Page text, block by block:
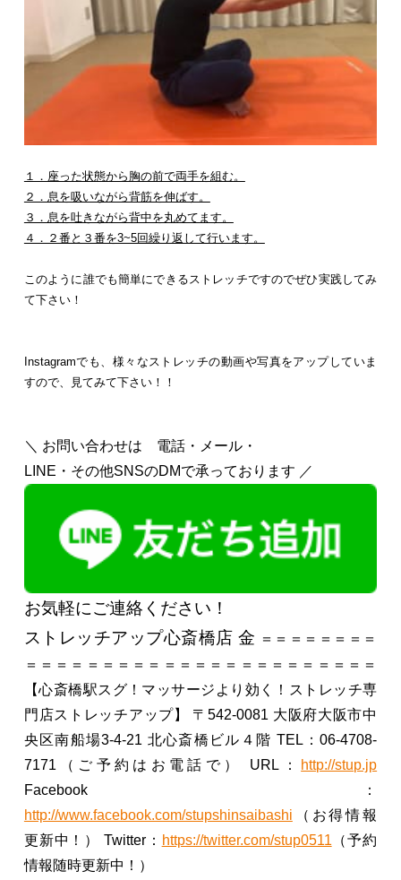
１．座った状態から胸の前で両手を組む。
２．息を吸いながら背筋を伸ばす。
３．息を吐きながら背中を丸めてます。
４．２番と３番を3~5回繰り返して行います。
このように誰でも簡単にできるストレッチですのでぜひ実践してみ
て下さい！
Instagramでも、様々なストレッチの動画や写真をアップしていま
すので、見てみて下さい！！
＼ お問い合わせは 電話・メール・
LINE・その他SNSのDMで承っております ／
お気軽にご連絡ください！
ストレッチアップ心斎橋店 金 ＝＝＝＝＝＝＝＝
＝＝＝＝＝＝＝＝＝＝＝＝＝＝＝＝＝＝＝＝＝＝＝
【心斎橋駅スグ！マッサージより効く！ストレッチ専
門店ストレッチアップ】
〒542-0081 大阪府大阪市中
央区南船場3-4-21 北心斎橋ビル４階 TEL：06-4708-
7171（ご予約はお電話で）
URL：
http://stup.jp
Facebook：
http://www.facebook.com/stupshinsaibashi （お得情報
更新中！）
Twitter： https://twitter.com/stup0511 （予約
情報随時更新中！）